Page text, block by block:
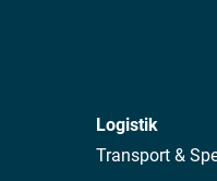
Logistik
Transport &